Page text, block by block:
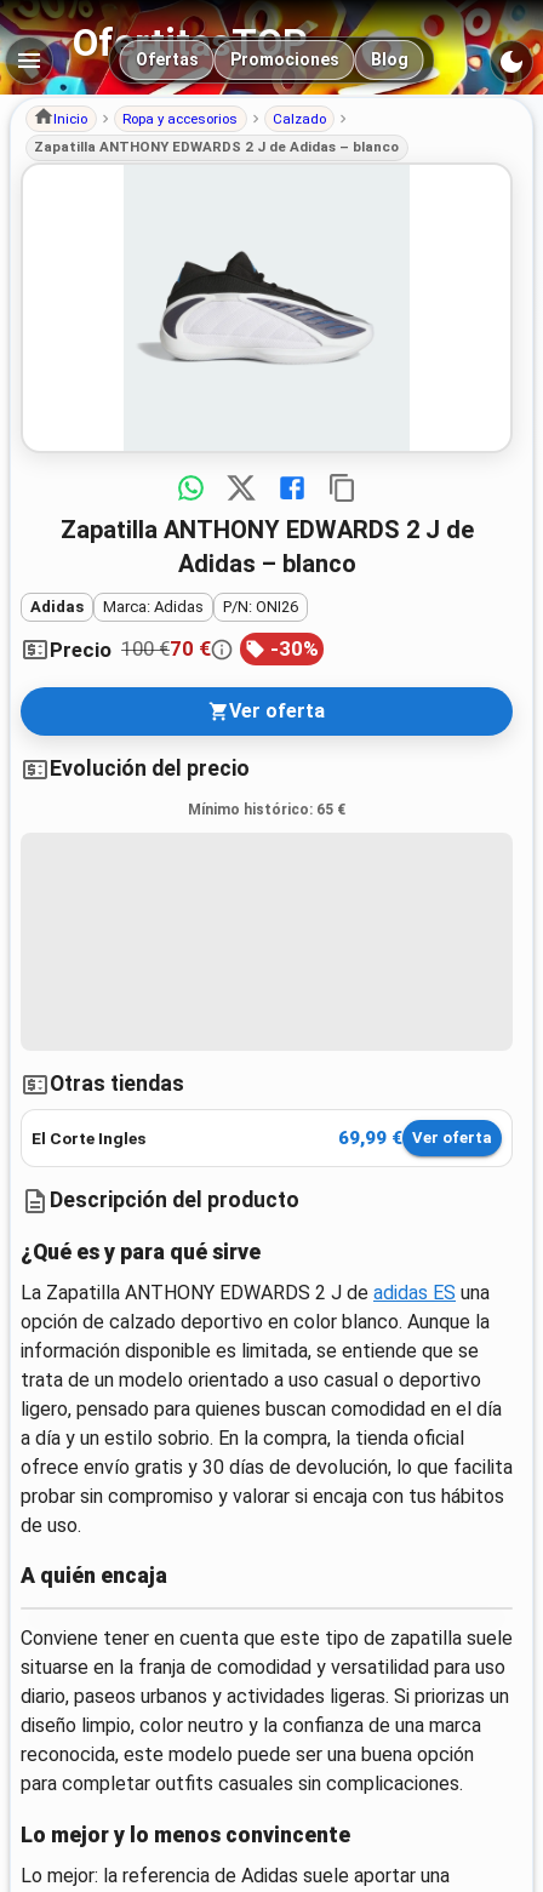
OfertitasTOP
Navegación principal
Ofertas Promociones Blog
Inicio Ropa y accesorios
Calzado
Zapatilla ANTHONY EDWARDS 2 J de Adidas – blanco
Zapatilla ANTHONY EDWARDS 2 J de
Adidas – blanco
Adidas Marca: Adidas P/N: ONI26
Precio 100 €70 € -30%
Ver oferta
Evolución del precio
Mínimo histórico: 65 €
Otras tiendas
El Corte Ingles 69,99 € Ver oferta
Descripción del producto
¿Qué es y para qué sirve
La Zapatilla ANTHONY EDWARDS 2 J de adidas ES una
opción de calzado deportivo en color blanco. Aunque la
información disponible es limitada, se entiende que se
trata de un modelo orientado a uso casual o deportivo
ligero, pensado para quienes buscan comodidad en el día
a día y un estilo sobrio. En la compra, la tienda oficial
ofrece envío gratis y 30 días de devolución, lo que facilita
probar sin compromiso y valorar si encaja con tus hábitos
de uso.
A quién encaja
Conviene tener en cuenta que este tipo de zapatilla suele
situarse en la franja de comodidad y versatilidad para uso
diario, paseos urbanos y actividades ligeras. Si priorizas un
diseño limpio, color neutro y la confianza de una marca
reconocida, este modelo puede ser una buena opción
para completar outfits casuales sin complicaciones.
Lo mejor y lo menos convincente
Lo mejor: la referencia de Adidas suele aportar una